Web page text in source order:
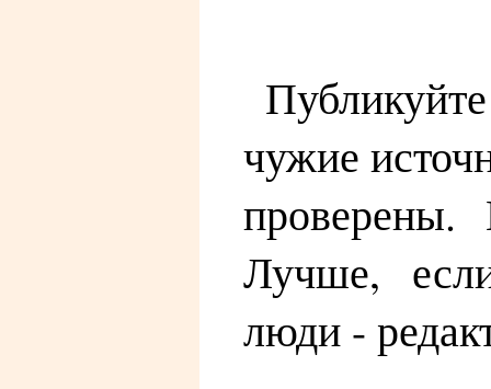
чужие
проверены.
Лучше,
люди -